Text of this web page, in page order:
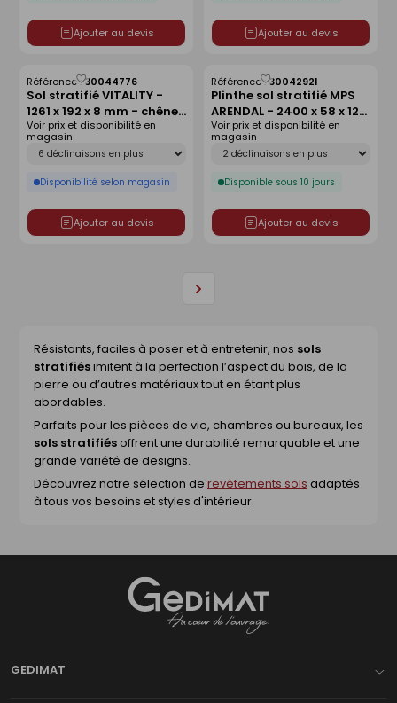
Ajouter au devis Ajouter au devis
Sol stratifié VITALITY -
1261 x 192 x 8 mm - chêne
gris océan
Référence :30044776
Déclinaison
Disponibilité selon magasin
Voir prix et disponibilité en
magasin
Ajouter au devis
Enregistrer
comme
liste
Plinthe sol stratifié MPS
ARENDAL - 2400 x 58 x 12
mm - chêne rive
Référence :30042921
Déclinaison
Disponible sous 10 jours
Voir prix et disponibilité en
magasin
Ajouter au devis
Enregistrer
comme
liste
Page
Résistants, faciles à poser et à entretenir, nos sols
stratifiésimitent à la perfection l’aspect du bois, de la
pierre ou d’autres matériaux tout en étant plus
abordables.
Parfaits pour les pièces de vie, chambres ou bureaux, les
sols stratifiésoffrent une durabilité remarquable et une
grande variété de designs.
Découvrez notre sélection de revêtements sols adaptés
à tous vos besoins et styles d'intérieur.
GEDIMAT